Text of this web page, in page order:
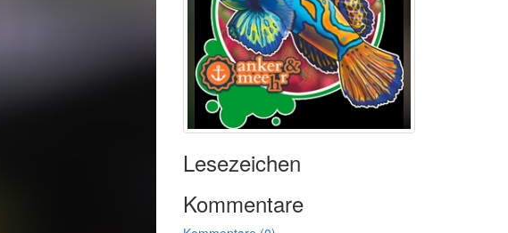
Lesezeichen
Kommentare